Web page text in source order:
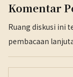
Komentar
Ruang diskusi ini
pembacaan